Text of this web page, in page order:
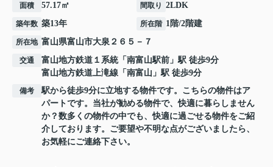
面積 57.17㎡ 間取り 2LDK
築年数 築13年 所在階 1階/2階建
所在地 富山県富山市大泉 ２６５－７
交通 富山地方鉄道１系統「 南富山駅前 」駅 徒歩9分
富山地方鉄道上滝線 「 南富山 」駅 徒歩9分
備考
駅から徒歩9分に立地する物件です。こちらの物件はア
パートです。当社が勧める物件で、快適に暮らしません
か？数多くの物件の中でも、快適に過ごせる物件をご紹
介しております。ご要望や不明な点がございましたら、
お気軽にご連絡下さい。